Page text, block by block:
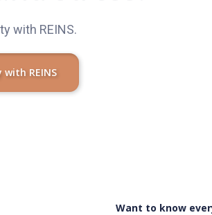
with REINS.
REINS
Want to know